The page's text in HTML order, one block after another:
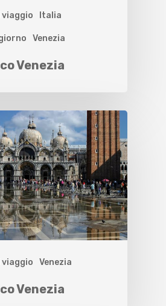
viaggio Italia
Venezia
Venezia
viaggio Venezia
Venezia